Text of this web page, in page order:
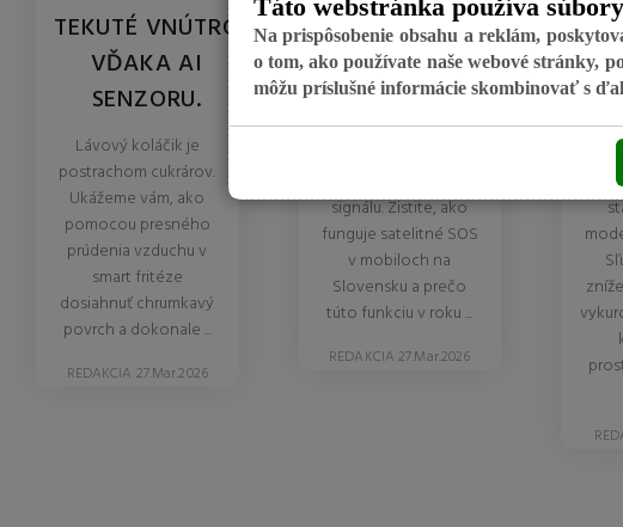
TEKUTÉ VNÚTRO
VĎAKA AI
SENZORU.
Lávový koláčik je
postrachom cukrárov.
Ukážeme vám, ako
pomocou presného
prúdenia vzduchu v
smart fritéze
dosiahnuť chrumkavý
povrch a dokonale ...
REDAKCIA 27.Mar.2026
TÁTO
NOVINKA
DORAZÍ K
NÁM?
signálu. Zistite, ako
funguje satelitné SOS
v mobiloch na
Slovensku a prečo
túto funkciu v roku ...
REDAKCIA 27.Mar.2026
Táto webstránka používa
Na prispôsobenie obsahu a reklám,
o tom, ako používate naše webové stránky,
môžu príslušné informácie skombinovať s